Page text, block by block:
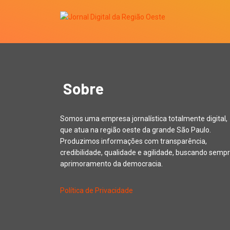
Sobre
Somos uma empresa jornalística totalmente digital,
que atua na região oeste da grande São Paulo.
Produzimos informações com transparência,
credibilidade, qualidade e agilidade, buscando
aprimoramento da democracia.
Política de Privacidade